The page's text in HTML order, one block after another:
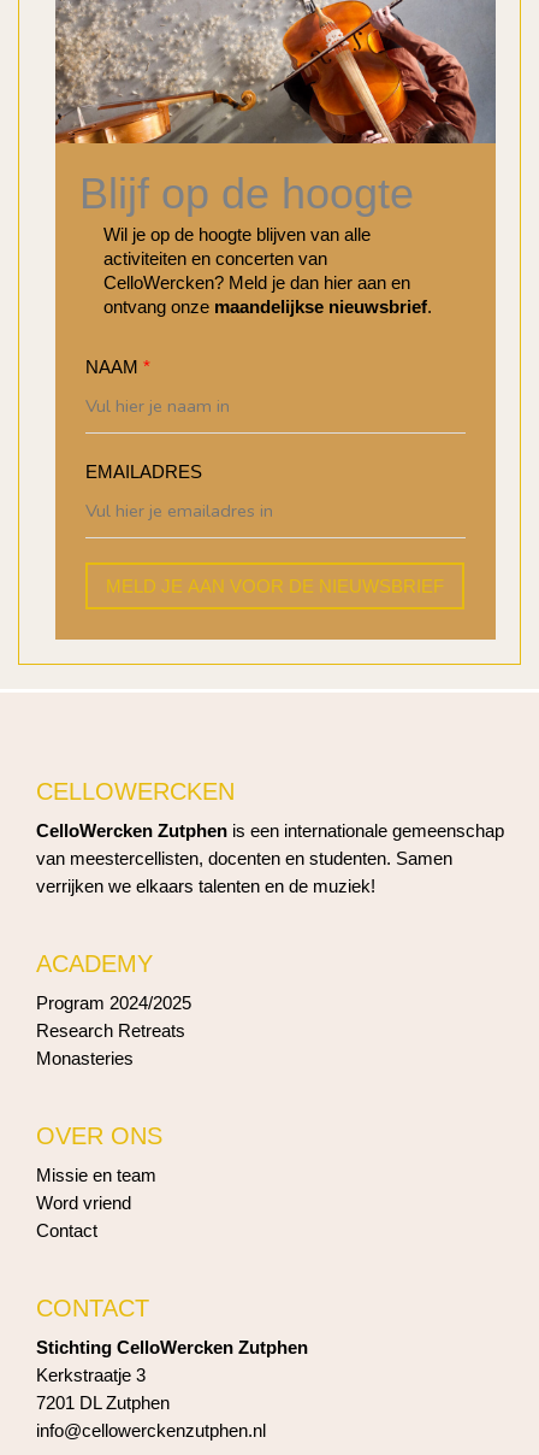
Blijf op de hoogte
Wil je op de hoogte blijven van alle
activiteiten en concerten van
CelloWercken? Meld je dan hier aan en
ontvang onze maandelijkse nieuwsbrief.
NAAM
EMAILADRES
MELD JE AAN VOOR DE NIEUWSBRIEF
CELLOWERCKEN
CelloWercken Zutphen is een internationale gemeenschap
van meestercellisten, docenten en studenten. Samen
verrijken we elkaars talenten en de muziek!
ACADEMY
Program 2024/2025
Research Retreats
Monasteries
OVER ONS
Missie en team
Word vriend
Contact
CONTACT
Stichting CelloWercken Zutphen
Kerkstraatje 3
7201 DL Zutphen
info@cellowerckenzutphen.nl